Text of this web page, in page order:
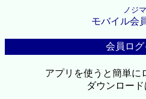
ノジマ
モバイル会
会員ログ
アプリを使うと簡単に
ダウンロー